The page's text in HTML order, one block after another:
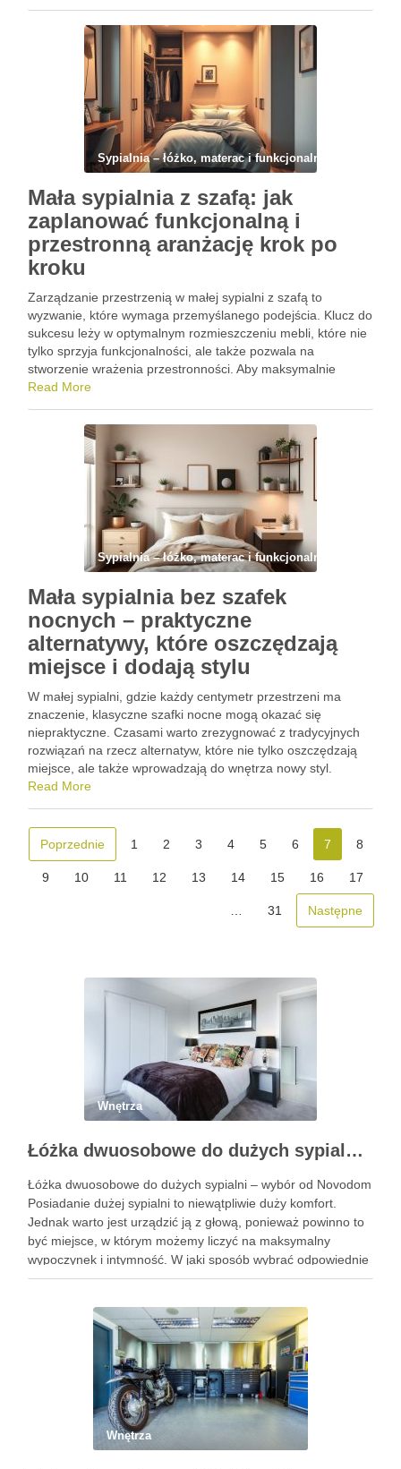
stworzyć …
Sypialnia – łóżko, materac i funkcjonalny układ
Mała sypialnia z szafą: jak
zaplanować funkcjonalną i
przestronną aranżację krok po
kroku
Zarządzanie przestrzenią w małej sypialni z szafą to
wyzwanie, które wymaga przemyślanego podejścia. Klucz do
sukcesu leży w optymalnym rozmieszczeniu mebli, które nie
tylko sprzyja funkcjonalności, ale także pozwala na
stworzenie wrażenia przestronności. Aby maksymalnie
wykorzystać dostępne miejsce, warto zastosować kilka
kroku zaplanować …
Read More
Sypialnia – łóżko, materac i funkcjonalny układ
Mała sypialnia bez szafek
nocnych – praktyczne
alternatywy, które oszczędzają
miejsce i dodają stylu
W małej sypialni, gdzie każdy centymetr przestrzeni ma
znaczenie, klasyczne szafki nocne mogą okazać się
niepraktyczne. Czasami warto zrezygnować z tradycyjnych
rozwiązań na rzecz alternatyw, które nie tylko oszczędzają
miejsce, ale także wprowadzają do wnętrza nowy styl.
Współczesne meble oferują wiele funkcjonalnych możliwości,
Read More
Poprzednie 1 2 3 4 5 6 7 8
9 10 11 12 13 14 15 16 17
31 Następne
Wnętrza
Łóżka dwuosobowe do dużych sypialni – wybór od Novodom
Łóżka dwuosobowe do dużych sypialni – wybór od Novodom
Posiadanie dużej sypialni to niewątpliwie duży komfort.
Jednak warto jest urządzić ją z głową, ponieważ powinno to
być miejsce, w którym możemy liczyć na maksymalny
wypoczynek i intymność. W jaki sposób wybrać odpowiednie
łóżko, które nie tylko pozwoli nam na spokojny …
Wnętrza